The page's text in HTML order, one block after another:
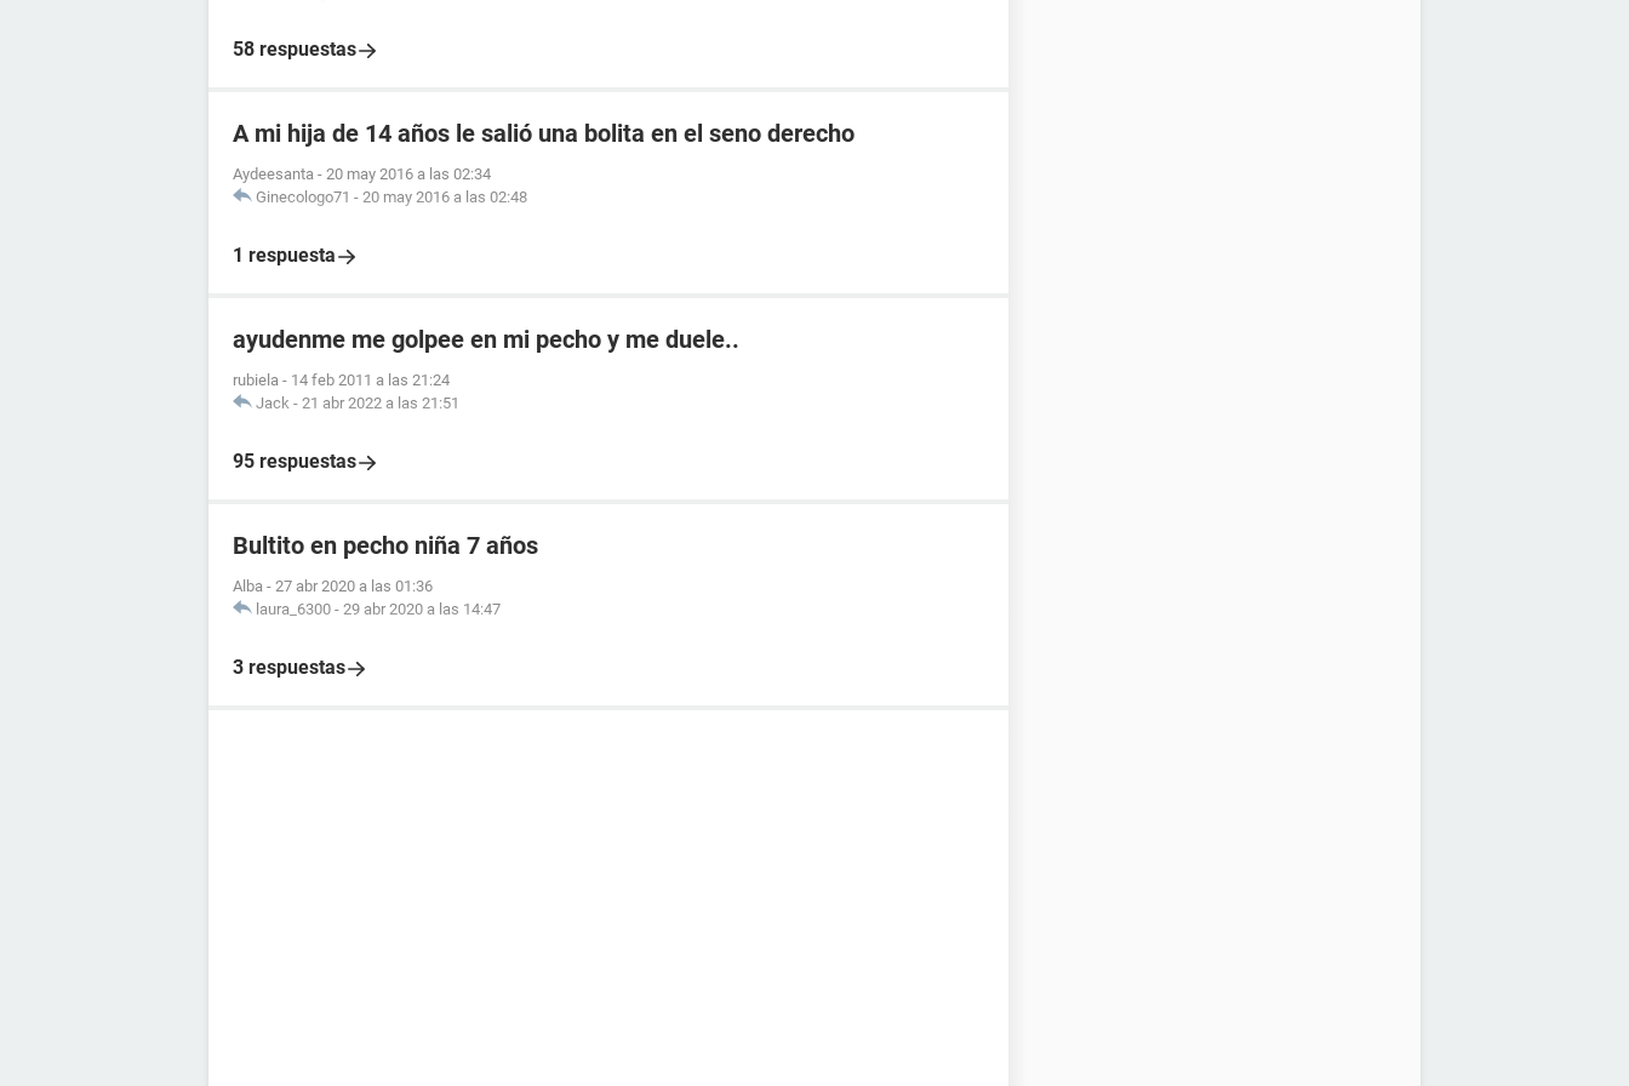
58 respuestas
A mi hija de 14 años le salió una bolita en el seno derecho
Aydeesanta - 20 may 2016 a las 02:34
Ginecologo71 - 20 may 2016 a las 02:48
1 respuesta
ayudenme me golpee en mi pecho y me duele..
rubiela - 14 feb 2011 a las 21:24
Jack - 21 abr 2022 a las 21:51
95 respuestas
Bultito en pecho niña 7 años
Alba - 27 abr 2020 a las 01:36
laura_6300 - 29 abr 2020 a las 14:47
3 respuestas